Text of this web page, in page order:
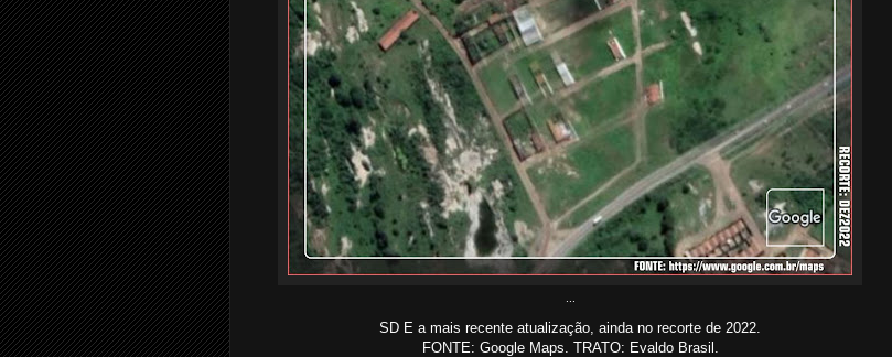
SD E a mais recente atualização, ainda no recorte de 2022.
FONTE: Google Maps. TRATO: Evaldo Brasil.